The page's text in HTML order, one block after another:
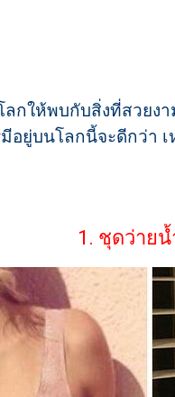
กให้พบกับสิ่งที่สวยง
อยู่บนโลกนี้จะดีกว่า
1. ชุดว่าย